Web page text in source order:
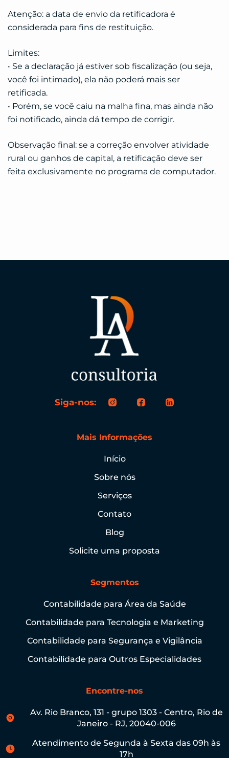
Atenção: a data de envio da retificadora é
considerada para fins de restituição.
Limites:
• Se a declaração já estiver sob fiscalização (ou seja,
você foi intimado), ela não poderá mais ser
retificada.
• Porém, se você caiu na malha fina, mas ainda não
foi notificado, ainda dá tempo de corrigir.
Observação final: se a correção envolver atividade
rural ou ganhos de capital, a retificação deve ser
feita exclusivamente no programa de computador.
Siga-nos:
Mais Informações
Início
Sobre nós
Serviços
Contato
Blog
Solicite uma proposta
Segmentos
Contabilidade para Área da Saúde
Contabilidade para Tecnologia e Marketing
Contabilidade para Segurança e Vigilância
Contabilidade para Outros Especialidades
Encontre-nos
Av. Rio Branco, 131 - grupo 1303 - Centro, Rio de
Janeiro - RJ, 20040-006
Atendimento de Segunda à Sexta das 09h às
17h